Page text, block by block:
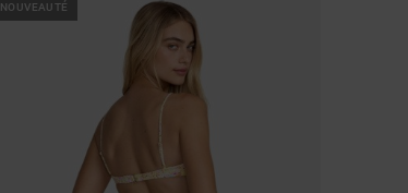
NOUVEAUTÉ